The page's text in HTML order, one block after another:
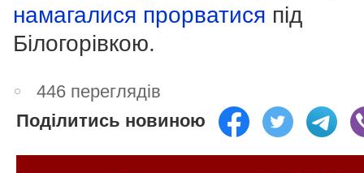
намагалися прорватися під
Білогорівкою.
446 переглядів
Поділитись новиною